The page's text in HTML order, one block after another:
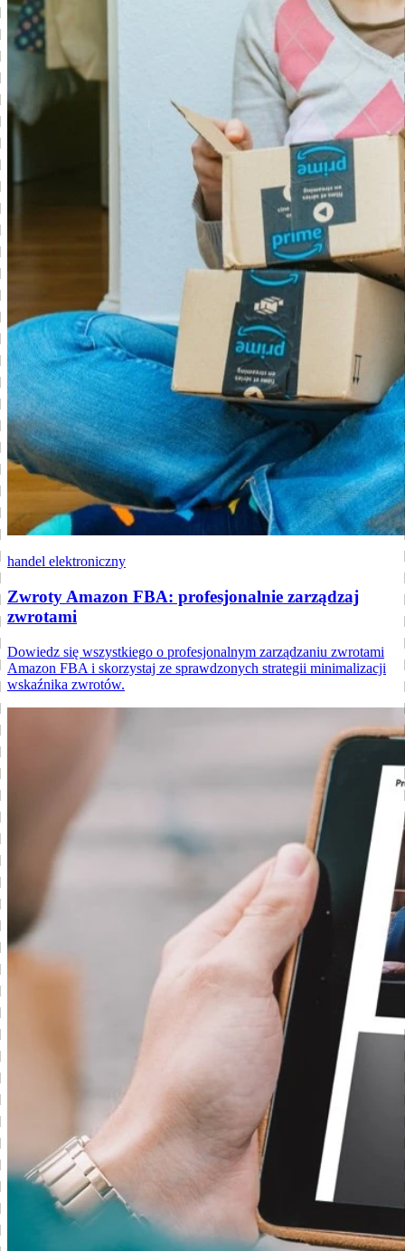
handel elektroniczny
Zwroty Amazon FBA: profesjonalnie zarządzaj
zwrotami
Dowiedz się wszystkiego o profesjonalnym zarządzaniu zwrotami
Amazon FBA i skorzystaj ze sprawdzonych strategii minimalizacji
wskaźnika zwrotów.